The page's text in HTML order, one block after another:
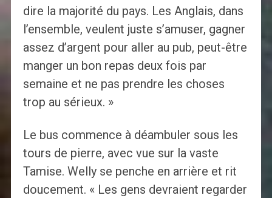
dire la majorité du pays. Les Anglais, dans
l’ensemble, veulent juste s’amuser, gagner
assez d’argent pour aller au pub, peut-être
manger un bon repas deux fois par
semaine et ne pas prendre les choses
trop au sérieux. »
Le bus commence à déambuler sous les
tours de pierre, avec vue sur la vaste
Tamise. Welly se penche en arrière et rit
doucement. « Les gens devraient regarder